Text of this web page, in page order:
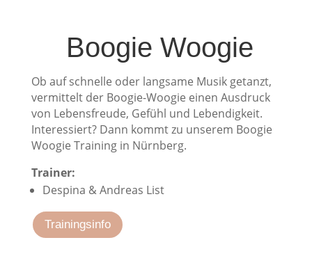
Boogie Woogie
Ob auf schnelle oder langsame Musik getanzt,
vermittelt der Boogie-Woogie einen Ausdruck
von Lebensfreude, Gefühl und Lebendigkeit.
Interessiert? Dann kommt zu unserem Boogie
Woogie Training in Nürnberg.
Trainer:
Despina & Andreas List
Trainingsinfo